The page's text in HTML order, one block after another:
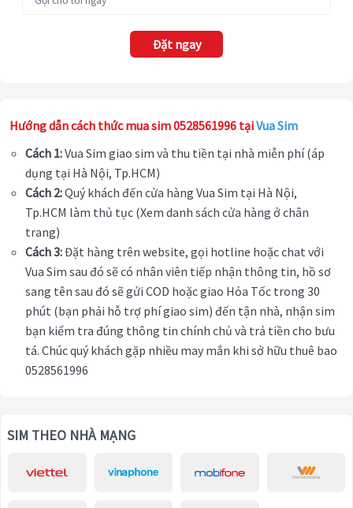
Đặt ngay
Hướng dẫn cách thức mua sim 0528561996 tạiVua Sim
Cách 1:Vua Sim giao sim và thu tiền tại nhà miễn phí (áp
dụng tại Hà Nội, Tp.HCM)
Cách 2:Quý khách đến cửa hàng Vua Sim tại Hà Nội,
Tp.HCM làm thủ tục (Xem danh sách cửa hàng ở chân
trang)
Cách 3:Đặt hàng trên website, gọi hotline hoặc chat với
Vua Sim sau đó sẽ có nhân viên tiếp nhận thông tin, hồ sơ
sang tên sau đó sẽ gửi COD hoặc giao Hỏa Tốc trong 30
phút (bạn phải hỗ trợ phí giao sim) đến tận nhà, nhận sim
bạn kiểm tra đúng thông tin chính chủ và trả tiền cho bưu
tá. Chúc quý khách gặp nhiều may mắn khi sở hữu thuê bao
0528561996
SIM THEO NHÀ MẠNG